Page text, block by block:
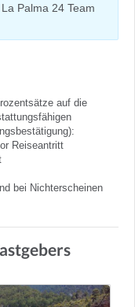
Palma 24 Team
auf die
Reiseantritt
bei Nichterscheinen